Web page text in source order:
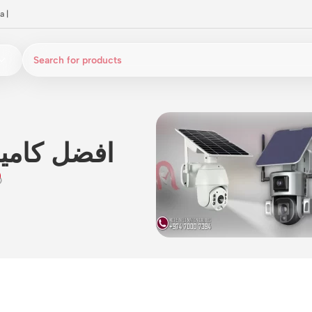
افضل